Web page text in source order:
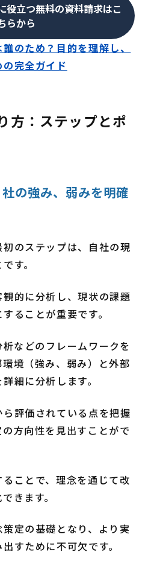
役立つ無料の資料請求はこ
らから
のため？目的を理解し、
完全ガイド
方：ステップとポ
の強み、弱みを明確
のステップは、自社の現
す。
的に分析し、現状の課題
ることが重要です。
などのフレームワークを
境（強み、弱み）と外部
細に分析します。
評価されている点を把握
方向性を見出すことがで
ことで、理念を通じて改
きます。
定の基礎となり、より実
すために不可欠です。